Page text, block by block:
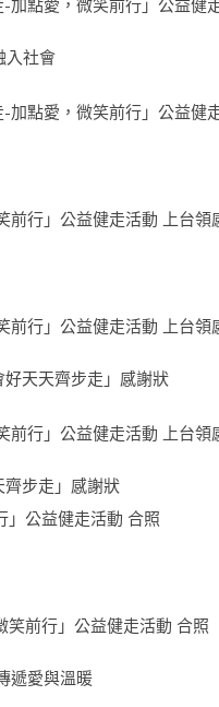
入社會
天天齊步走」感謝狀
步走」感謝狀
遞愛與溫暖